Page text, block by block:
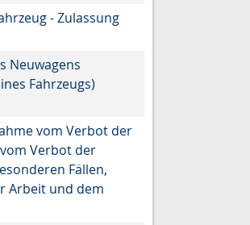
- Zulassung
Neuwagens
Fahrzeugs)
vom Verbot der
Verbot der
Fällen,
Arbeit und dem